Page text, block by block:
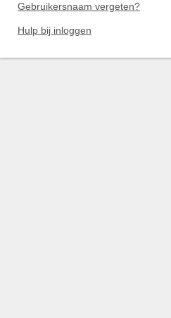
Gebruikersnaam vergeten?
Hulp bij inloggen